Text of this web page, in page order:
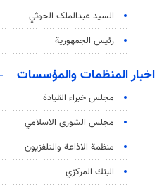
السید عبدالملک الحوثي
رئيس الجمهورية
اخبار المنظمات والمؤسسات
مجلس خبراء القيادة
مجلس الشورى الاسلامي
منظمة الاذاعة والتلفزیون
البنك المركزي